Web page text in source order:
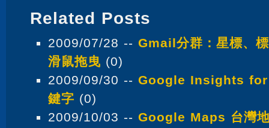
Related Posts
2009/07/28 -- Gmail分群：星標、
滑鼠拖曳 (0)
2009/09/30 -- Google Insights for
鍵字 (0)
2009/10/03 -- Google Maps 台灣